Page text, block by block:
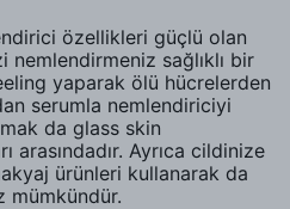
özellikleri güçlü olan
sağlıklı bir
yaparak ölü hücrelerden
serumla nemlendiriciyi
da glass skin
arasındadır. Ayrıca cildinize
ürünleri kullanarak da
mümkündür.